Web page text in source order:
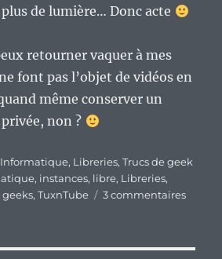
de lumière… Donc acte
retourner vaquer à mes
font pas l’objet de vidéos en
même conserver un
non ?
Catégories
Informatique, Libreries,Trucs de geek
, instances, libre, Libreries,
geeks,TuxnTube 3 commentairessur